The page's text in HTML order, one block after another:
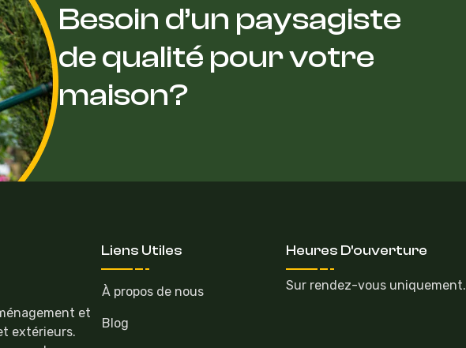
Besoin d’un paysagiste
de qualité pour votre
maison?
et
extérieurs.
Liens Utiles
À propos de nous
Blog
Heures D'ouverture
Sur rendez-vous uniquement.